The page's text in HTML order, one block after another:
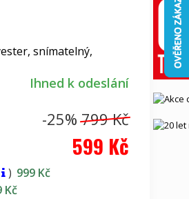
snímatelný,
Ihned k odeslání
-25%799 Kč
599 Kč
) 999 Kč
Kč